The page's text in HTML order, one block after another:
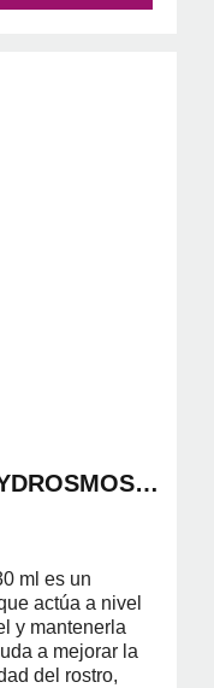
ml es un
actúa a nivel
y mantenerla
a mejorar la
del rostro,